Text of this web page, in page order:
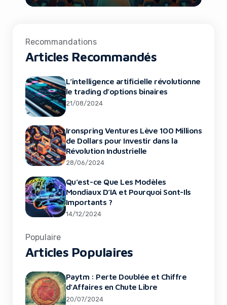
Recommandations
Articles Recommandés
L’intelligence artificielle révolutionne
le trading d’options binaires
21/08/2024
Ironspring Ventures Lève 100 Millions
de Dollars pour Investir dans la
Révolution Industrielle
28/06/2024
Qu’est-ce Que Les Modèles
Mondiaux D’IA et Pourquoi Sont-Ils
Importants ?
14/12/2024
Populaire
Articles Populaires
Paytm : Perte Doublée et Chiffre
d’Affaires en Chute Libre
20/07/2024